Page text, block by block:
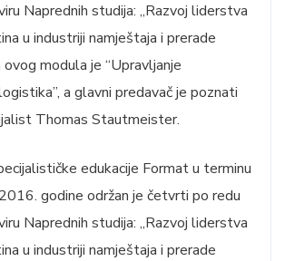
Naprednih studija: „Razvoj liderstva
u industriji namještaja i prerade
modula je “Upravljanje
a glavni predavač je poznati
Thomas Stautmeister.
edukacije Format u terminu
godine održan je četvrti po redu
Naprednih studija: „Razvoj liderstva
u industriji namještaja i prerade